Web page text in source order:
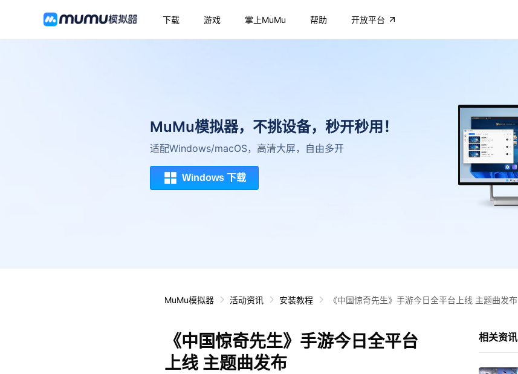
下载 游戏 掌上MuMu 帮助 开放平台
MuMu模拟器，不挑设备，秒开秒用！
适配Windows/macOS，高清大屏，自由多开
Windows 下载
MuMu模拟器 活动资讯 安装教程 《中国惊奇先生》手游今日全平台上线 主题曲发布
《中国惊奇先生》手游今日全平台
上线 主题曲发布
相关资讯